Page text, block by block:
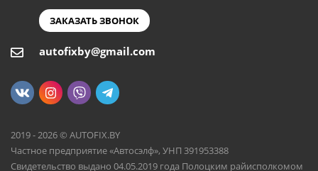
ЗАКАЗАТЬ ЗВОНОК
autofixby@gmail.com
2019 - 2026 © AUTOFIX.BY
Частное предприятие «Автосэлф», УНП 391953388
Свидетельство выдано 04.05.2019 года Полоцким райисполкомом